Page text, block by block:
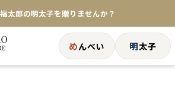
太郎の明太子を贈りませんか？
い25周年記念商品が登場★
したい方へ】ポストイン！めんべい
めんべい 明太子